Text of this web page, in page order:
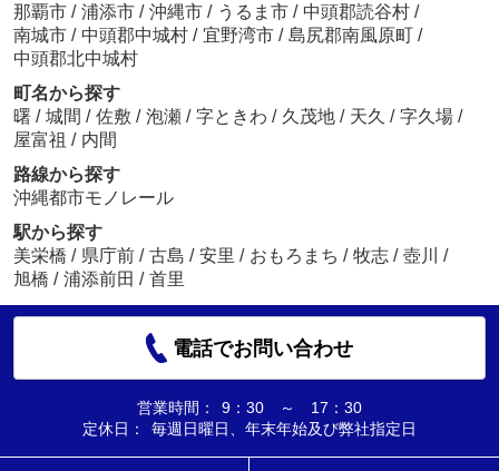
那覇市 / 浦添市 / 沖縄市 / うるま市 / 中頭郡読谷村 /
南城市 / 中頭郡中城村 / 宜野湾市 / 島尻郡南風原町 /
中頭郡北中城村
町名から探す
曙 / 城間 / 佐敷 / 泡瀬 / 字ときわ / 久茂地 / 天久 / 字久場 /
屋富祖 / 内間
路線から探す
沖縄都市モノレール
駅から探す
美栄橋 / 県庁前 / 古島 / 安里 / おもろまち / 牧志 / 壺川
/
旭橋 / 浦添前田 / 首里
電話でお問い合わせ
営業時間：
9：30 ～ 17：30
定休日：
毎週日曜日、年末年始及び弊社指定日